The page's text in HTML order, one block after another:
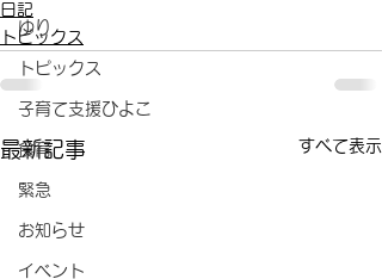
ゆり
トピックス
子育て支援ひよこ
食育
緊急
お知らせ
イベント
日記
トピックス
最新記事 すべて表示